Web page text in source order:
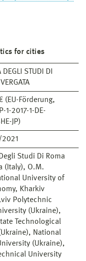
for cities
DEGLI STUDI DI
(EU-Förderung,
1-2017-1-DE-
JP)
2021
Studi Di Roma
(Italy), O.M.
University of
Kharkiv
Polytechnic
(Ukraine),
Technological
National
(Ukraine),
University